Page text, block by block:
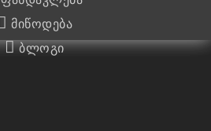
მიწოდება
ბლოგი